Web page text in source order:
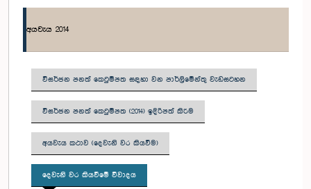
අයවැය 2014
විසර්ජන පනත් කෙටුම්පත සඳහා වන පාර්ලිමේන්තු වැඩසටහන
විසර්ජන පනත් කෙටුම්පත (2014) ඉදිරිපත් කිරීම
අයවැය කථාව (දෙවැනි වර කියවීම)
දෙවැනි වර කියවීමේ විවාදය